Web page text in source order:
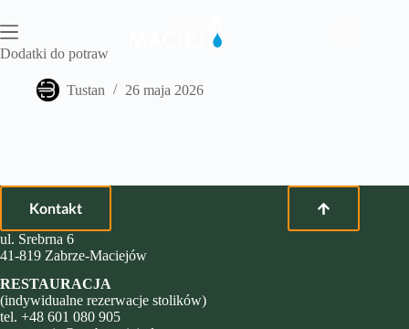
do
treści
Dodatki do potraw
Tustan 26 maja 2026
Kontakt
ul. Srebrna 6
41-819 Zabrze-Maciejów
RESTAURACJA
(indywidualne rezerwacje stolików)
tel. +48 601 080 905